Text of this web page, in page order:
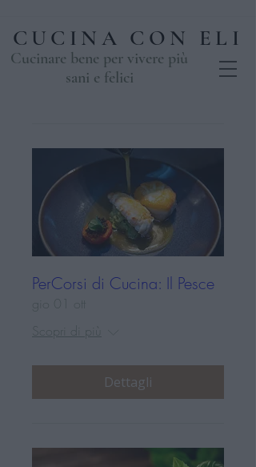
CUCINA CON ELI
Cucinare bene per vivere più
sani e felici
PerCorsi di Cucina: Il Pesce
Dettagli